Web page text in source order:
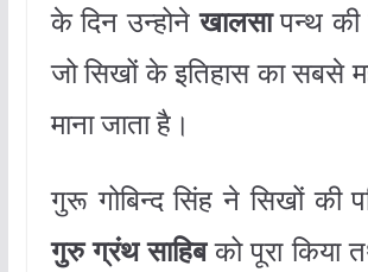
के दिन उन्होनेखालसापन्थ की
जो सिखों के इतिहास का सबसे
माना जाता है।
गुरू गोबिन्द सिंह ने सिखों की
गुरु ग्रंथ साहिबको पूरा किया